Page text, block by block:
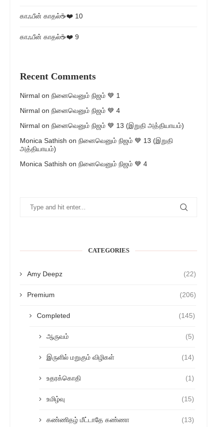
காஃபீன் காதல்☕❤️ 10
காஃபீன் காதல்☕❤️ 9
Recent Comments
Nirmal on நினைவெனும் நிஜம் 💙 1
Nirmal on நினைவெனும் நிஜம் 💙 4
Nirmal on நினைவெனும் நிஜம் 💙 13 (இறுதி அத்தியாயம்)
Monica Sathish on நினைவெனும் நிஜம் 💙 13 (இறுதி
அத்தியாயம்)
Monica Sathish on நினைவெனும் நிஜம் 💙 4
CATEGORIES
Amy Deepz (22)
Premium (206)
Completed (145)
ஆருவம் (5)
இருளில் மறுகும் விழிகள் (14)
உதரக்கொதி (1)
உமிழ்வு (15)
கண்ணிதழ் மீட்டாதே கண்ணா (13)